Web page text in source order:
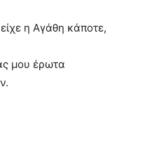
η Αγάθη κάποτε,
μου έρωτα